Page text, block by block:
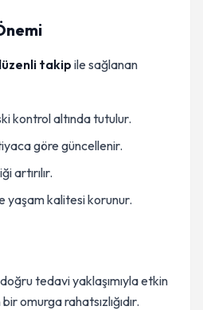
takip ile sağlanan
kontrol altında tutulur.
göre güncellenir.
artırılır.
yaşam kalitesi korunur.
tedavi yaklaşımıyla etkin
omurga rahatsızlığıdır.